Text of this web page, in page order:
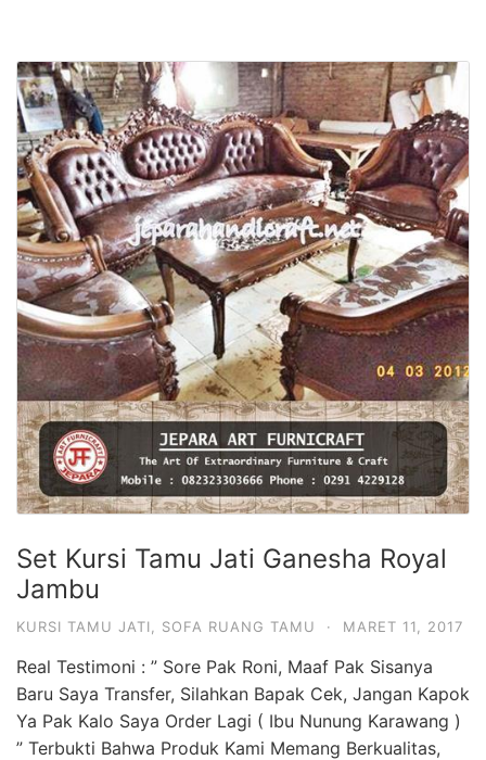
Set Kursi Tamu Jati Ganesha Royal
Jambu
KURSI TAMU JATI SOFA RUANG TAMU · MARET 11, 2017
Real Testimoni : ” Sore Pak Roni, Maaf Pak Sisanya
Baru Saya Transfer, Silahkan Bapak Cek, Jangan Kapok
Ya Pak Kalo Saya Order Lagi ( Ibu Nunung Karawang )
” Terbukti Bahwa Produk Kami Memang Berkualitas,